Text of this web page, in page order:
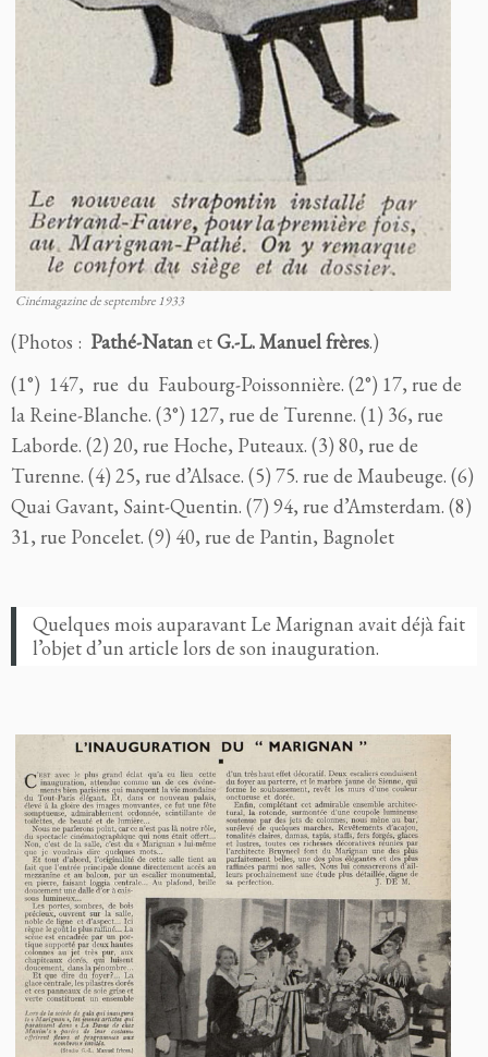
Cinémagazine de septembre 1933
(Photos : Pathé-NatanetG.-L. Manuel frères.)
(1°) 147, rue du Faubourg-Poissonnière. (2°) 17, rue de
la Reine-Blanche. (3°) 127, rue de Turenne. (1) 36, rue
Laborde. (2) 20, rue Hoche, Puteaux. (3) 80, rue de
Turenne. (4) 25, rue d’Alsace. (5) 75. rue de Maubeuge. (6)
Quai Gavant, Saint-Quentin. (7) 94, rue d’Amsterdam. (8)
31, rue Poncelet. (9) 40, rue de Pantin, Bagnolet
Quelques mois auparavant Le Marignan avait déjà fait
l’objet d’un article lors de son inauguration.